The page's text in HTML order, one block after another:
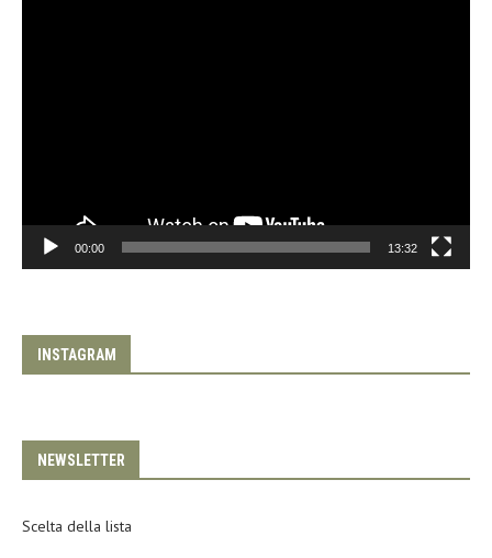
00:00 13:32
INSTAGRAM
NEWSLETTER
Scelta della lista